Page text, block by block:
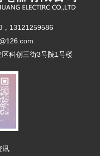
，13121259586
科创三街3号院1号楼
讯